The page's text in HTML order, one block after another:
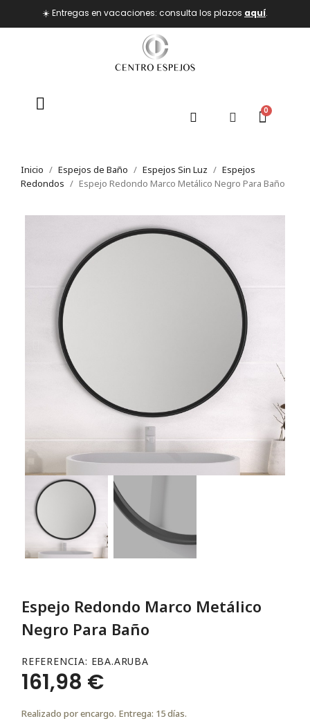
☀️ Entregas en vacaciones: consulta los plazos aquí.
Inicio Espejos de Baño Espejos Sin Luz
Espejos
Redondos
Espejo Redondo Marco Metálico Negro Para Baño
Espejo Redondo Marco Metálico
Negro Para Baño
REFERENCIA EBA.ARUBA
161,98 €
Realizado por encargo. Entrega: 15 días.